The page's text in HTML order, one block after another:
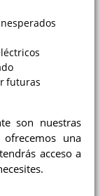
futuras
son nuestras
una
acceso a